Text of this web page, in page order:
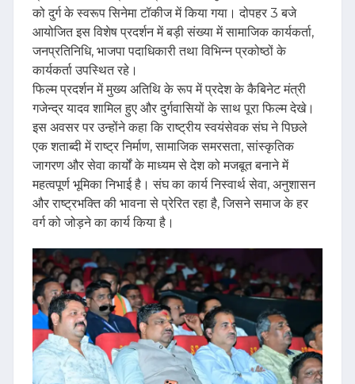
को दुर्ग के स्वरूप सिनेमा टॉकीज में किया गया। दोपहर 3 बजे
आयोजित इस विशेष प्रदर्शन में बड़ी संख्या में सामाजिक कार्यकर्ता,
जनप्रतिनिधि, भाजपा पदाधिकारी तथा विभिन्न प्रकोष्ठों के
कार्यकर्ता उपस्थित रहे।
फिल्म प्रदर्शन में मुख्य अतिथि के रूप में प्रदेश के कैबिनेट मंत्री
गजेन्द्र यादव शामिल हुए और दुर्गवासियों के साथ पूरा फिल्म देखे।
इस अवसर पर उन्होंने कहा कि राष्ट्रीय स्वयंसेवक संघ ने पिछले
एक शताब्दी में राष्ट्र निर्माण, सामाजिक समरसता, सांस्कृतिक
जागरण और सेवा कार्यों के माध्यम से देश को मजबूत बनाने में
महत्वपूर्ण भूमिका निभाई है। संघ का कार्य निस्वार्थ सेवा, अनुशासन
और राष्ट्रभक्ति की भावना से प्रेरित रहा है, जिसने समाज के हर
वर्ग को जोड़ने का कार्य किया है।